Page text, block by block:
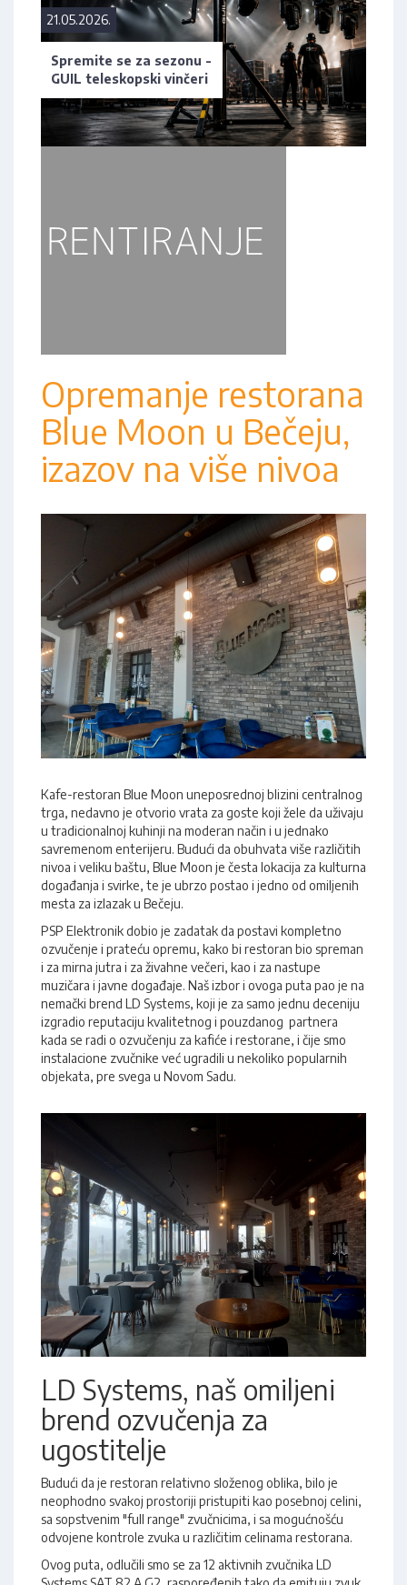
21.05.2026.
Spremite se za sezonu -
GUIL teleskopski vinčeri
Opremanje restorana
Blue Moon u Bečeju,
izazov na više nivoa
Kafe-restoran Blue Moon uneposrednoj blizini centralnog
trga, nedavno je otvorio vrata za goste koji žele da uživaju
u tradicionalnoj kuhinji na moderan način i u jednako
savremenom enterijeru. Budući da obuhvata više različitih
nivoa i veliku baštu, Blue Moon je česta lokacija za kulturna
događanja i svirke, te je ubrzo postao i jedno od omiljenih
mesta za izlazak u Bečeju.
PSP Elektronik dobio je zadatak da postavi kompletno
ozvučenje i prateću opremu, kako bi restoran bio spreman
i za mirna jutra i za živahne večeri, kao i za nastupe
muzičara i javne događaje. Naš izbor i ovoga puta pao je na
nemački brend LD Systems, koji je za samo jednu deceniju
izgradio reputaciju kvalitetnog i pouzdanog partnera
kada se radi o ozvučenju za kafiće i restorane, i čije smo
instalacione zvučnike već ugradili u nekoliko popularnih
objekata, pre svega u Novom Sadu.
LD Systems, naš omiljeni
brend ozvučenja za
ugostitelje
Budući da je restoran relativno složenog oblika, bilo je
neophodno svakoj prostoriji pristupiti kao posebnoj celini,
sa sopstvenim "full range" zvučnicima, i sa mogućnošću
odvojene kontrole zvuka u različitim celinama restorana.
Ovog puta, odlučili smo se za 12 aktivnih zvučnika LD